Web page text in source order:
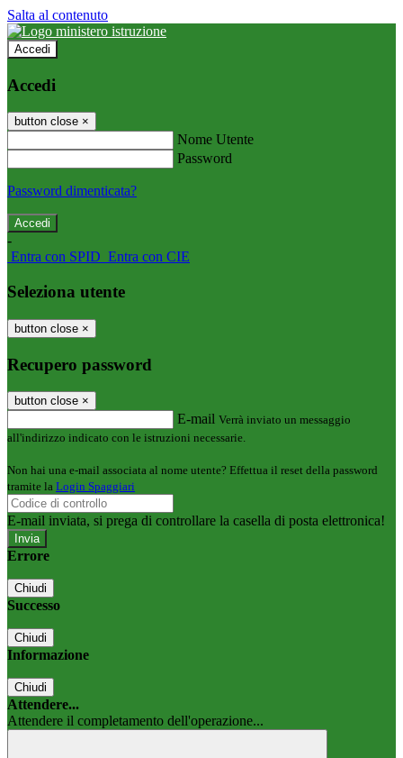
Salta al contenuto
Accedi
Accedi
button close ×
Nome Utente
Password
Password dimenticata?
-
Entra con SPID Entra con CIE
Seleziona utente
button close ×
Recupero password
button close ×
E-mail Verrà inviato un messaggio
all'indirizzo indicato con le istruzioni necessarie.
Non hai una e-mail associata al nome utente? Effettua il reset della password
tramite la Login Spaggiari
E-mail inviata, si prega di controllare la casella di posta elettronica!
Errore
Chiudi
Successo
Chiudi
Informazione
Chiudi
Attendere...
Attendere il completamento dell'operazione...